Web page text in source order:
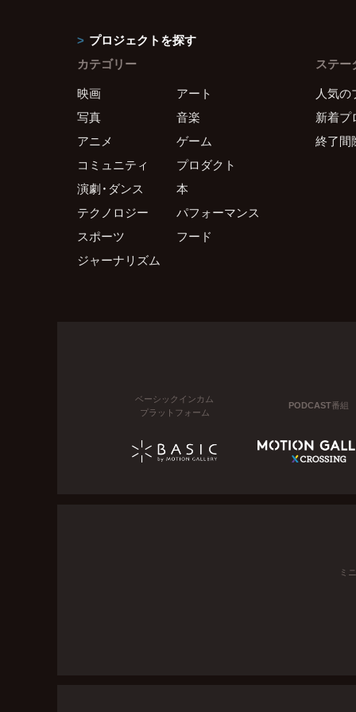
プロジェクトを探す
カテゴリー
映画
アート
写真
音楽
アニメ
ゲーム
コミュニティ
プロダクト
演劇・ダンス
本
テクノロジー
パフォーマンス
スポーツ
フード
ジャーナリズム
ステー
人気の
新着プ
終了間
ベーシックインカム
プラットフォーム
PODCAST番組
ミ